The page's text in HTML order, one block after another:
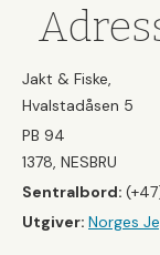
Jakt & Fiske,
Hvalstadåsen 5
PB 94
1378, NESBRU
Sentralbord:
Utgiver: Norges